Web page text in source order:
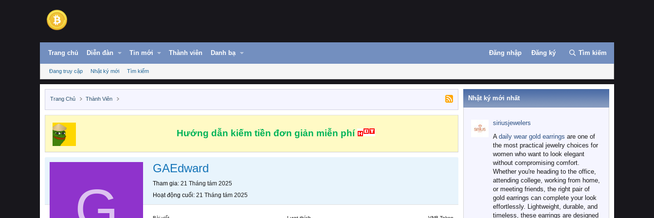
Trang chủ Diễn đàn Tin mới Thành viên Danh bạ Đăng nhập Đăng ký Tìm kiếm
Đang truy cập Nhật ký mới Tìm kiếm
Trang Chủ Thành Viên
Hướng dẫn kiếm tiền đơn giản miễn phí
GAEdward
Tham gia 21 Tháng tám 2025
Hoạt động cuối 21 Tháng tám 2025
Nhật ký mới nhất
siriusjewelers
A daily wear gold earrings are one of
the most practical jewelry choices for
women who want to look elegant
without compromising comfort.
Whether you're heading to the office,
attending college, working from home,
or meeting friends, the right pair of
gold earrings can complete your look
effortlessly. Lightweight, durable, and
timeless, these earrings are designed